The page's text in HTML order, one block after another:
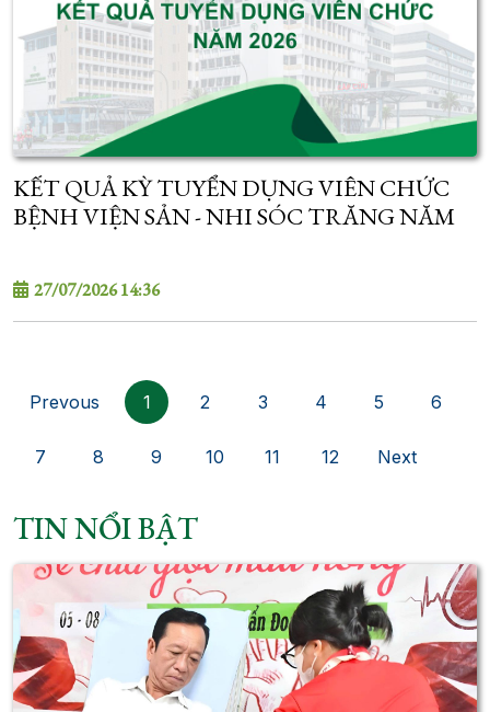
KẾT QUẢ KỲ TUYỂN DỤNG VIÊN CHỨC
BỆNH VIỆN SẢN - NHI SÓC TRĂNG NĂM
27/07/2026 14:36
Prevous 1 2 3 4 5 6
7 8 9 10 11 12 Next
TIN NỔI BẬT